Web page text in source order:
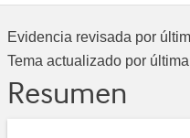
Evidencia revisada por
Tema actualizado por
Resumen